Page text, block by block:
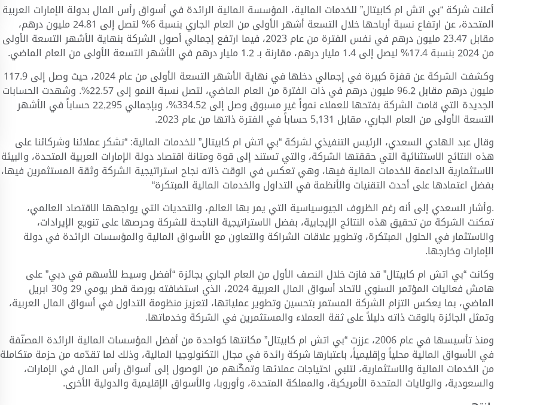
أعلنت شركة “بي اتش ام كابيتال” للخدمات المالية، المؤسسة المالية الرائدة في أسواق رأس المال بدولة الإمارات العربية
المتحدة، عن ارتفاع نسبة أرباحها خلال التسعة أشهر الأولى من العام الجاري بنسبة 6% لتصل إلى 24.81 مليون درهم،
مقابل 23.47 مليون درهم في نفس الفترة من عام 2023، فيما ارتفع إجمالي أصول الشركة بنهاية الأشهر التسعة الأولى
من 2024 بنسبة 17.4% ليصل إلى 1.4 مليار درهم، مقارنة بـ 1.2 مليار درهم في الأشهر التسعة الأولى من العام الماضي.
وكشفت الشركة عن قفزة كبيرة في إجمالي دخلها في نهاية الأشهر التسعة الأولى من عام 2024، حيث وصل إلى 117.9
مليون درهم مقابل 96.2 مليون درهم في ذات الفترة من العام الماضي، لتصل نسبة النمو إلى 22.57%. وشهدت الحسابات
الجديدة التي قامت الشركة بفتحها للعملاء نمواً غير مسبوق وصل إلى 334.52%، وبإجمالي 22,295 حساباً في الأشهر
التسعة الأولى من العام الجاري، مقابل 5,131 حساباً في الفترة ذاتها من عام 2023.
وقال عبد الهادي السعدي، الرئيس التنفيذي لشركة “بي اتش ام كابيتال” للخدمات المالية: “نشكر عملائنا وشركائنا على
هذه النتائج الاستثنائية التي حققتها الشركة، والتي تستند إلى قوة ومتانة اقتصاد دولة الإمارات العربية المتحدة، والبيئة
الاستثمارية الداعمة للخدمات المالية فيها، وهي تعكس في الوقت ذاته نجاح استراتيجية الشركة وثقة المستثمرين فيها،
بفضل اعتمادها على أحدث التقنيات والأنظمة في التداول والخدمات المالية المبتكرة“
.وأشار السعدي إلى أنه رغم الظروف الجيوسياسية التي يمر بها العالم، والتحديات التي يواجهها الاقتصاد العالمي،
تمكنت الشركة من تحقيق هذه النتائج الإيجابية، بفضل الاستراتيجية الناجحة للشركة وحرصها على تنويع الإيرادات،
والاستثمار في الحلول المبتكرة، وتطوير علاقات الشراكة والتعاون مع الأسواق المالية والمؤسسات الرائدة في دولة
الإمارات وخارجها.
وكانت “بي اتش ام كابيتال” قد فازت خلال النصف الأول من العام الجاري بجائزة “أفضل وسيط للأسهم في دبي” على
هامش فعاليات المؤتمر السنوي لاتحاد أسواق المال العربية 2024، الذي استضافته بورصة قطر يومي 29 و30 ابريل
الماضي، بما يعكس التزام الشركة المستمر بتحسين وتطوير عملياتها، لتعزيز منظومة التداول في أسواق المال العربية،
وتمثل الجائزة بالوقت ذاته دليلاً على ثقة العملاء والمستثمرين في الشركة وخدماتها.
ومنذ تأسيسها في عام 2006، عززت “بي اتش ام كابيتال” مكانتها كواحدة من أفضل المؤسسات المالية الرائدة المصنّفة
في الأسواق المالية محلياً وإقليمياً، باعتبارها شركة رائدة في مجال التكنولوجيا المالية، وذلك لما تقدّمه من حزمة متكاملة
من الخدمات المالية والاستثمارية، لتلبي احتياجات عملائها وتمكّنهم من الوصول إلى أسواق رأس المال في الإمارات،
والسعودية، والولايات المتحدة الأمريكية، والمملكة المتحدة، وأوروبا، والأسواق الإقليمية والدولية الأخرى.